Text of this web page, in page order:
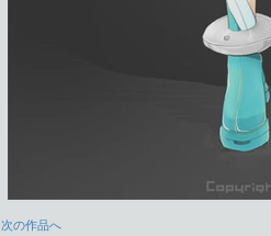
次の作品へ